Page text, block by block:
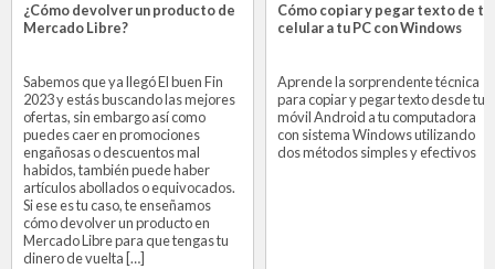
¿Cómo devolver un producto de
Mercado Libre?
Sabemos que ya llegó El buen Fin
2023 y estás buscando las mejores
ofertas, sin embargo así como
puedes caer en promociones
engañosas o descuentos mal
habidos, también puede haber
artículos abollados o equivocados.
Si ese es tu caso, te enseñamos
cómo devolver un producto en
Mercado Libre para que tengas tu
dinero de vuelta […]
Cómo copiar y pegar texto de tu
celular a tu PC con Windows
Aprende la sorprendente técnica
para copiar y pegar texto desde tu
móvil Android a tu computadora
con sistema Windows utilizando
dos métodos simples y efectivos